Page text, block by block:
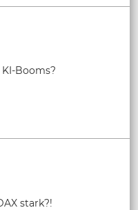
Booms?
stark?!